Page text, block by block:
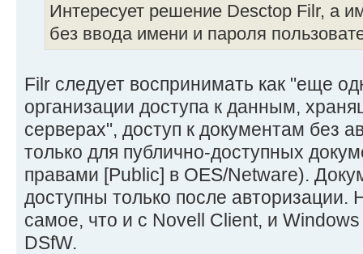
Интересует решение Desctop Filr, а
без ввода имени и пароля
Filr следует воспринимать как "еще
организации доступа к данным,
серверах", доступ к документам без
только для публично-доступных
правами [Public] в OES/Netware).
доступны только после авторизации.
самое, что и с Novell Client, и
DSfW.